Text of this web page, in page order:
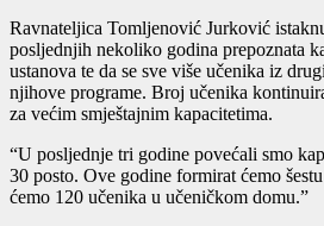
Ravnateljica Tomljenović Jurković
posljednjih nekoliko godina prepoznata
ustanova te da se sve više učenika iz
njihove programe. Broj učenika
za većim smještajnim kapacitetima.
“U posljednje tri godine povećali smo
30 posto. Ove godine formirat ćemo
ćemo 120 učenika u učeničkom domu.”